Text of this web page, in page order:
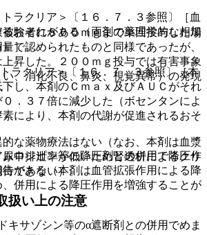
験者に８００ｍｇまで単回投与した場
で認められたものと同様であったが、
昇した。２００ｍｇ投与では有害事象
、消化不良、鼻炎、視覚異常）の発現
な薬物療法はない（なお、本剤は血漿
中排泄率が低いため腎透析によるクリ
できない）。
扱い上の注意
ラクリア＞〔１６．７．３参照〕［血
おそれがある（両剤の薬理学的な相加
］。
ラクリア＞〔１６．７．３参照〕［本
し、本剤のＣｍａｘ及びＡＵＣがそれ
．３７倍に減少した（ボセンタンによ
により、本剤の代謝が促進されるおそ
ロジピン等の降圧剤との併用で降圧作
がある（本剤は血管拡張作用による降
併用による降圧作用を増強することが
サゾシン等のα遮断剤との併用でめま